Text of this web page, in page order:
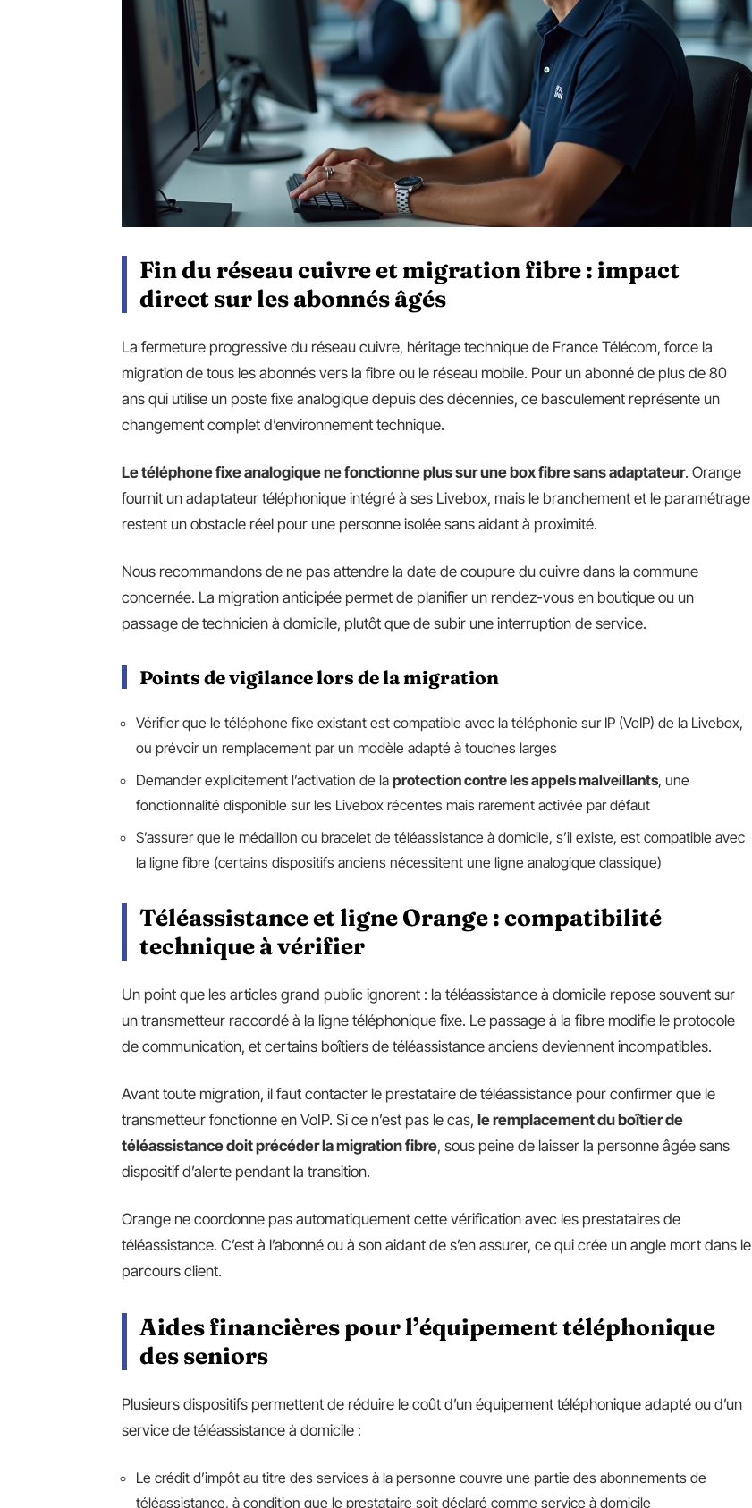
Fin du réseau cuivre et migration fibre : impact
direct sur les abonnés âgés
La fermeture progressive du réseau cuivre, héritage technique de France Télécom, force la
migration de tous les abonnés vers la fibre ou le réseau mobile. Pour un abonné de plus de 80
ans qui utilise un poste fixe analogique depuis des décennies, ce basculement représente un
changement complet d’environnement technique.
Le téléphone fixe analogique ne fonctionne plus sur une box fibre sans adaptateur. Orange
fournit un adaptateur téléphonique intégré à ses Livebox, mais le branchement et le paramétrage
restent un obstacle réel pour une personne isolée sans aidant à proximité.
Nous recommandons de ne pas attendre la date de coupure du cuivre dans la commune
concernée. La migration anticipée permet de planifier un rendez-vous en boutique ou un
passage de technicien à domicile, plutôt que de subir une interruption de service.
Points de vigilance lors de la migration
Vérifier que le téléphone fixe existant est compatible avec la téléphonie sur IP (VoIP) de la Livebox,
ou prévoir un remplacement par un modèle adapté à touches larges
Demander explicitement l’activation de la protection contre les appels malveillants, une
fonctionnalité disponible sur les Livebox récentes mais rarement activée par défaut
S’assurer que le médaillon ou bracelet de téléassistance à domicile, s’il existe, est compatible avec
la ligne fibre (certains dispositifs anciens nécessitent une ligne analogique classique)
Téléassistance et ligne Orange : compatibilité
technique à vérifier
Un point que les articles grand public ignorent : la téléassistance à domicile repose souvent sur
un transmetteur raccordé à la ligne téléphonique fixe. Le passage à la fibre modifie le protocole
de communication, et certains boîtiers de téléassistance anciens deviennent incompatibles.
Avant toute migration, il faut contacter le prestataire de téléassistance pour confirmer que le
transmetteur fonctionne en VoIP. Si ce n’est pas le cas, le remplacement du boîtier de
téléassistance doit précéder la migration fibre, sous peine de laisser la personne âgée sans
dispositif d’alerte pendant la transition.
Orange ne coordonne pas automatiquement cette vérification avec les prestataires de
téléassistance. C’est à l’abonné ou à son aidant de s’en assurer, ce qui crée un angle mort dans le
parcours client.
Aides financières pour l’équipement téléphonique
des seniors
Plusieurs dispositifs permettent de réduire le coût d’un équipement téléphonique adapté ou d’un
service de téléassistance à domicile :
Le crédit d’impôt au titre des services à la personne couvre une partie des abonnements de
téléassistance, à condition que le prestataire soit déclaré comme service à domicile